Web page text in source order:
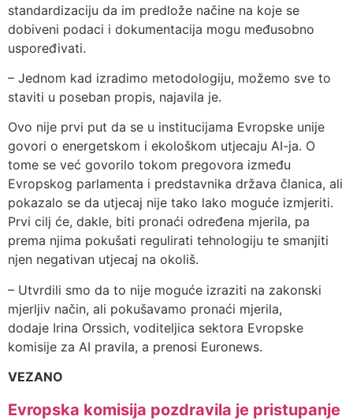
standardizaciju da im predlože načine na koje se
dobiveni podaci i dokumentacija mogu međusobno
uspoređivati.
– Jednom kad izradimo metodologiju, možemo sve to
staviti u poseban propis, najavila je.
Ovo nije prvi put da se u institucijama Evropske unije
govori o energetskom i ekološkom utjecaju AI-ja. O
tome se već govorilo tokom pregovora između
Evropskog parlamenta i predstavnika država članica, ali
pokazalo se da utjecaj nije tako lako moguće izmjeriti.
Prvi cilj će, dakle, biti pronaći određena mjerila, pa
prema njima pokušati regulirati tehnologiju te smanjiti
njen negativan utjecaj na okoliš.
– Utvrdili smo da to nije moguće izraziti na zakonski
mjerljiv način, ali pokušavamo pronaći mjerila,
dodaje Irina Orssich, voditeljica sektora Evropske
komisije za AI pravila, a prenosi Euronews.
VEZANO
Evropska komisija pozdravila je pristupanje